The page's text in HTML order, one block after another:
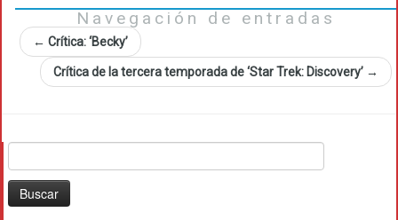
Navegación de entradas
← Crítica: ‘Becky’
Crítica de la tercera temporada de ‘Star Trek: Discovery’ →